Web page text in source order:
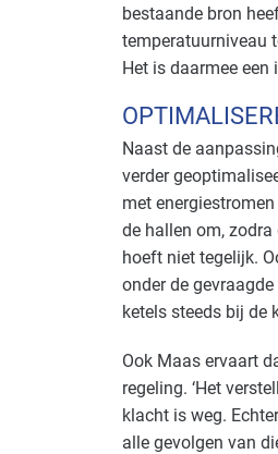
bestaande bron
temperatuurniveau
Het is daarmee een
Naast de
verder
met
de hallen om,
hoeft niet tegelijk.
onder de
ketels steeds bij de
Ook Maas ervaart
regeling. ‘Het
klacht is weg.
alle gevolgen van